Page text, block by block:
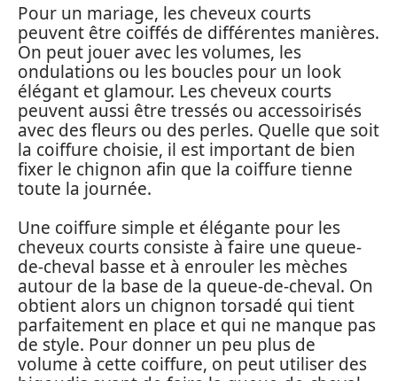
Pour un mariage, les cheveux courts
peuvent être coiffés de différentes manières.
On peut jouer avec les volumes, les
ondulations ou les boucles pour un look
élégant et glamour. Les cheveux courts
peuvent aussi être tressés ou accessoirisés
avec des fleurs ou des perles. Quelle que soit
la coiffure choisie, il est important de bien
fixer le chignon afin que la coiffure tienne
toute la journée.
Une coiffure simple et élégante pour les
cheveux courts consiste à faire une queue-
de-cheval basse et à enrouler les mèches
autour de la base de la queue-de-cheval. On
obtient alors un chignon torsadé qui tient
parfaitement en place et qui ne manque pas
de style. Pour donner un peu plus de
volume à cette coiffure, on peut utiliser des